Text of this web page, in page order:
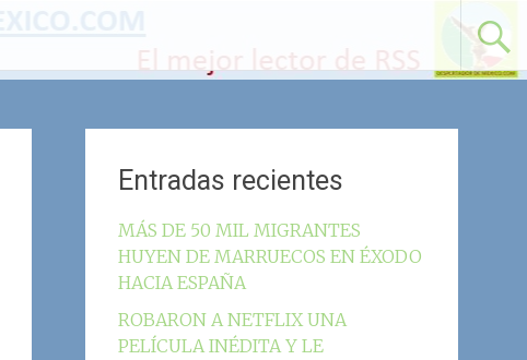
Entradas recientes
MÁS DE 50 MIL MIGRANTES
HUYEN DE MARRUECOS EN ÉXODO
HACIA ESPAÑA
ROBARON A NETFLIX UNA
PELÍCULA INÉDITA Y LE